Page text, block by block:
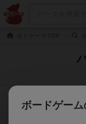
ボードゲー